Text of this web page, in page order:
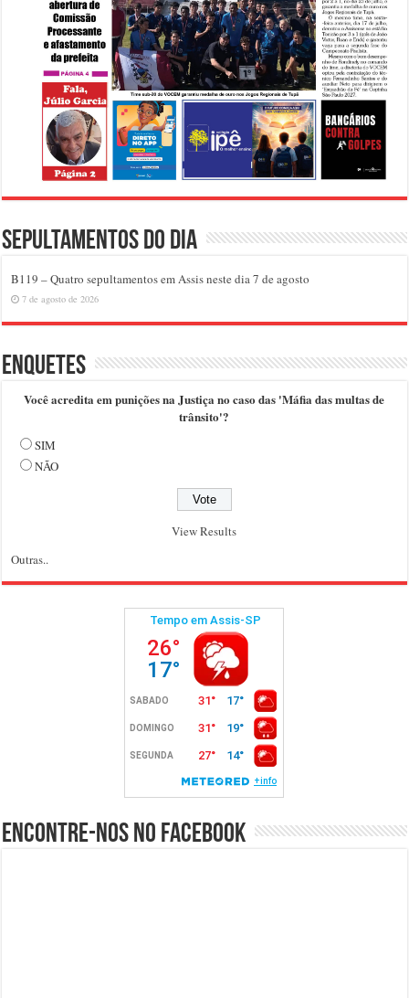
Sepultamentos do dia
B119 – Quatro sepultamentos em Assis neste dia 7 de agosto
7 de agosto de 2026
Enquetes
Você acredita em punições na Justiça no caso das 'Máfia das multas de
trânsito'?
SIM
NÃO
View Results
Outras..
Encontre-nos no Facebook